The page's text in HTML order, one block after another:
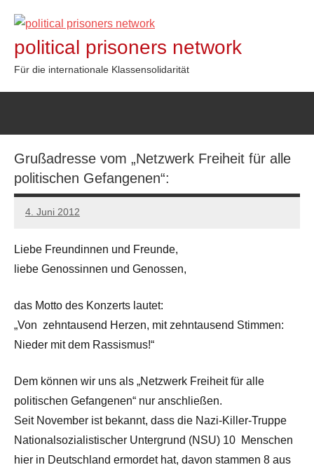
Inhalt
springen
political prisoners network
Für die internationale Klassensolidarität
Grußadresse vom „Netzwerk Freiheit für alle
politischen Gefangenen“:
4. Juni 2012
admin
Liebe Freundinnen und Freunde,
liebe Genossinnen und Genossen,
das Motto des Konzerts lautet:
„Von zehntausend Herzen, mit zehntausend Stimmen:
Nieder mit dem Rassismus!“
Dem können wir uns als „Netzwerk Freiheit für alle
politischen Gefangenen“ nur anschließen.
Seit November ist bekannt, dass die Nazi-Killer-Truppe
Nationalsozialistischer Untergrund (NSU) 10 Menschen
hier in Deutschland ermordet hat, davon stammen 8 aus